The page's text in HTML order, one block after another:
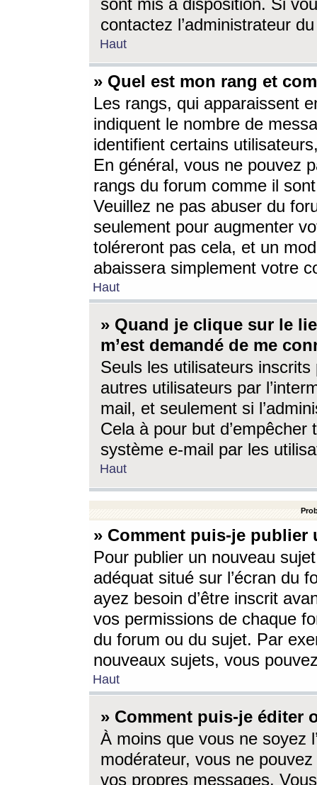
sont mis à disposition. Si
contactez l’administrateur
Haut
» Quel est mon rang et
Les rangs, qui apparaissent
indiquent le nombre de
identifient certains
En général, vous ne pouvez
rangs du forum comme il
Veuillez ne pas abuser du
seulement pour augmenter
toléreront pas cela, et un
abaissera simplement votre
Haut
» Quand je clique sur le
m’est demandé de me
Seuls les utilisateurs
autres utilisateurs par
mail, et seulement si
Cela à pour but
système e-mail par les
Haut
» Comment puis-je
Pour publier un nouveau
adéquat situé sur l’écran du
ayez besoin d’être inscrit
vos permissions de chaque
du forum ou du sujet. Par
nouveaux sujets, vous
Haut
» Comment puis-je éditer
À moins que vous ne soyez
modérateur, vous ne
vos propres messages.